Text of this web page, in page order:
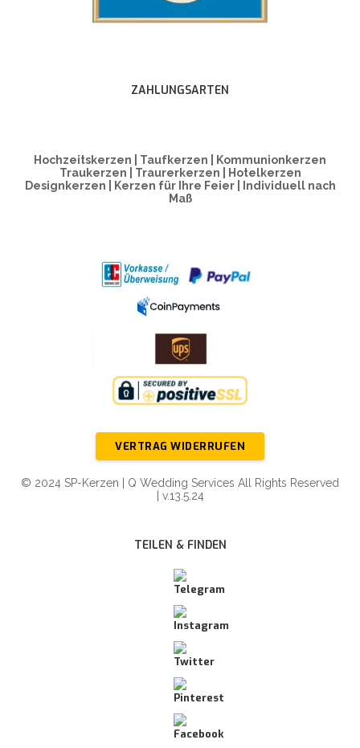
ZAHLUNGSARTEN
Hochzeitskerzen | Taufkerzen | Kommunionkerzen
Traukerzen | Traurerkerzen | Hotelkerzen
Designkerzen | Kerzen für Ihre Feier | Individuell nach
Maß
VERTRAG WIDERRUFEN
© 2024 SP-Kerzen | Q Wedding Services All Rights Reserved
| v.13.5.24
TEILEN & FINDEN